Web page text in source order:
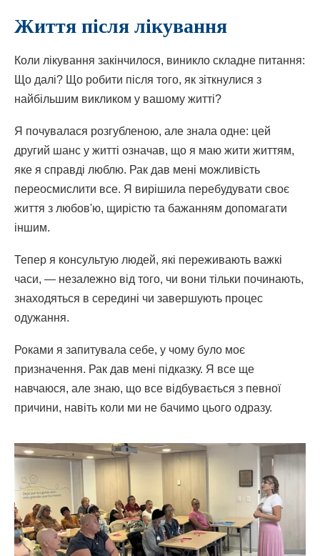
Життя після лікування
Коли лікування закінчилося, виникло складне питання:
Що далі? Що робити після того, як зіткнулися з
найбільшим викликом у вашому житті?
Я почувалася розгубленою, але знала одне: цей
другий шанс у житті означав, що я маю жити життям,
яке я справді люблю. Рак дав мені можливість
переосмислити все. Я вирішила перебудувати своє
життя з любов'ю, щирістю та бажанням допомагати
іншим.
Тепер я консультую людей, які переживають важкі
часи, — незалежно від того, чи вони тільки починають,
знаходяться в середині чи завершують процес
одужання.
Роками я запитувала себе, у чому було моє
призначення. Рак дав мені підказку. Я все ще
навчаюся, але знаю, що все відбувається з певної
причини, навіть коли ми не бачимо цього одразу.